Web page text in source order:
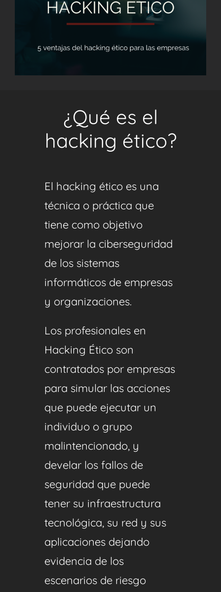
¿Qué es el
hacking ético?
El hacking ético es una
técnica o práctica que
tiene como objetivo
mejorar la ciberseguridad
de los sistemas
informáticos de empresas
y organizaciones.
Los profesionales en
Hacking Éticoson
contratados por empresas
para simular las acciones
que puede ejecutar un
individuo o grupo
malintencionado, y
develar los fallos de
seguridad que puede
tener su infraestructura
tecnológica, su red y sus
aplicaciones dejando
evidencia de los
escenarios de riesgo